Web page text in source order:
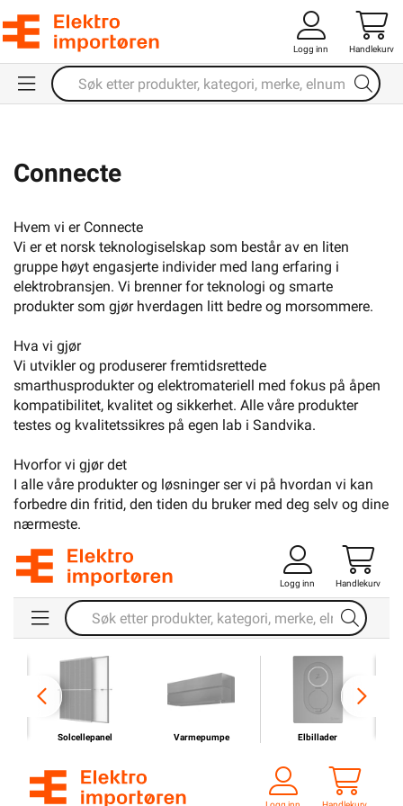
Logg inn Handlekurv
Connecte
Hvem vi er Connecte
Vi er et norsk teknologiselskap som består av en liten
gruppe høyt engasjerte individer med lang erfaring i
elektrobransjen. Vi brenner for teknologi og smarte
produkter som gjør hverdagen litt bedre og morsommere.
Hva vi gjør
Vi utvikler og produserer fremtidsrettede
smarthusprodukter og elektromateriell med fokus på åpen
kompatibilitet, kvalitet og sikkerhet. Alle våre produkter
testes og kvalitetssikres på egen lab i Sandvika.
Hvorfor vi gjør det
I alle våre produkter og løsninger ser vi på hvordan vi kan
forbedre din fritid, den tiden du bruker med deg selv og dine
nærmeste.
Logg inn Handlekurv
Solcellepanel Varmepumpe Elbillader